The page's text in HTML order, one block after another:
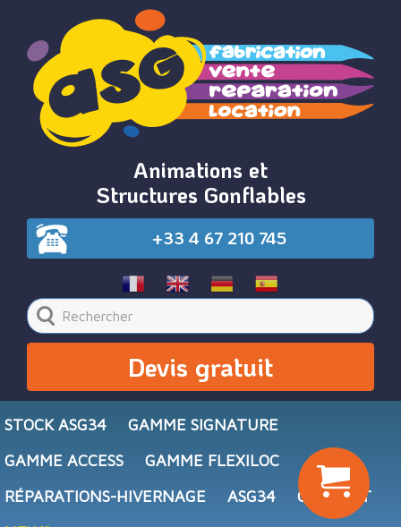
Animations et
Structures Gonflables
+33 4 67 210 745
Devis gratuit
STOCK ASG34
GAMME SIGNATURE
GAMME ACCESS
GAMME FLEXILOC
RÉPARATIONS-HIVERNAGE
ASG34
CONTACT